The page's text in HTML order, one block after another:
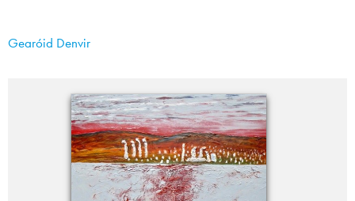
Gearóid Denvir